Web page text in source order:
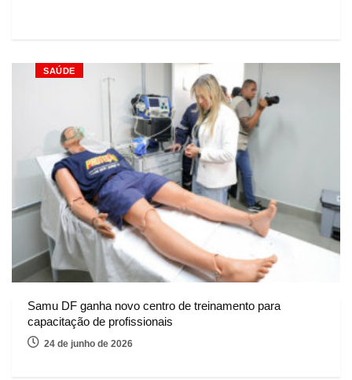
SAÚDE
Samu DF ganha novo centro de treinamento para
capacitação de profissionais
24 de junho de 2026